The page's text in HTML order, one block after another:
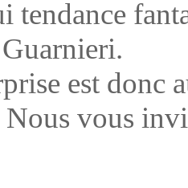
tendance
est donc
vous